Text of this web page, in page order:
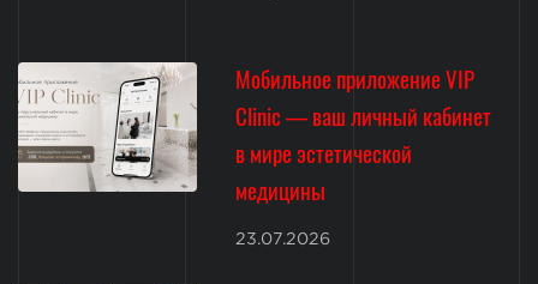
Мобильное приложение VIP
Clinic — ваш личный кабинет
в мире эстетической
медицины
23.07.2026